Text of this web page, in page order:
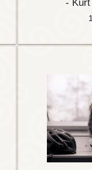
-